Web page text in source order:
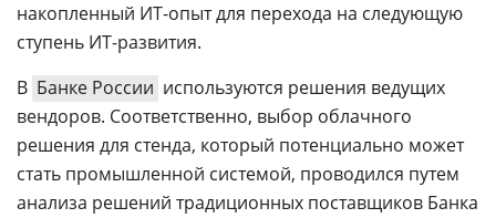
накопленный ИТ-опыт для перехода на следующую
ступень ИТ-развития.
В Банке России используются решения ведущих
вендоров. Соответственно, выбор облачного
решения для стенда, который потенциально может
стать промышленной системой, проводился путем
анализа решений традиционных поставщиков Банка